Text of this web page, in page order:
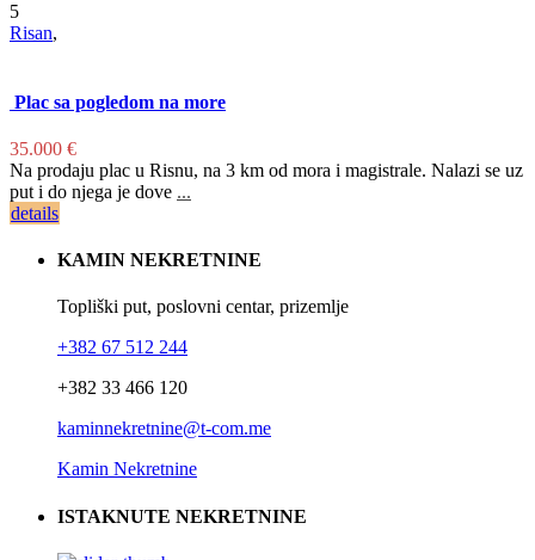
5
Risan,
Plac sa pogledom na more
35.000 €
Na prodaju plac u Risnu, na 3 km od mora i magistrale. Nalazi se uz
put i do njega je dove ...
details
KAMIN NEKRETNINE
Topliški put, poslovni centar, prizemlje
+382 67 512 244
+382 33 466 120
kaminnekretnine@t-com.me
Kamin Nekretnine
ISTAKNUTE NEKRETNINE